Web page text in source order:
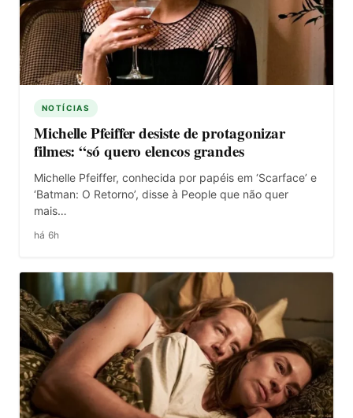
NOTÍCIAS
Michelle Pfeiffer desiste de protagonizar
filmes: “só quero elencos grandes
Michelle Pfeiffer, conhecida por papéis em ‘Scarface’ e
‘Batman: O Retorno’, disse à People que não quer
mais…
há 6h